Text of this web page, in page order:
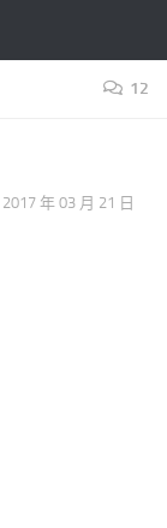
12
2017 年 03 月 21 日